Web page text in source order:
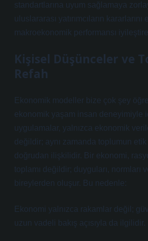
standartlarına uyum sağlamaya
uluslararası yatırımcıların kararlarını
makroekonomik performansı
Kişisel Düşünceler ve
Refah
Ekonomik modeller bize çok şey
ekonomik yaşam insan deneyimiyle
uygulamalar, yalnızca ekonomik
değildir; aynı zamanda toplumun
doğrudan ilişkilidir. Bir ekonomi,
toplamı değildir; duyguları, normları
bireylerden oluşur. Bu nedenle:
Ekonomi yalnızca rakamlar değil;
uzun vadeli bakış açısıyla da ilgilidir.